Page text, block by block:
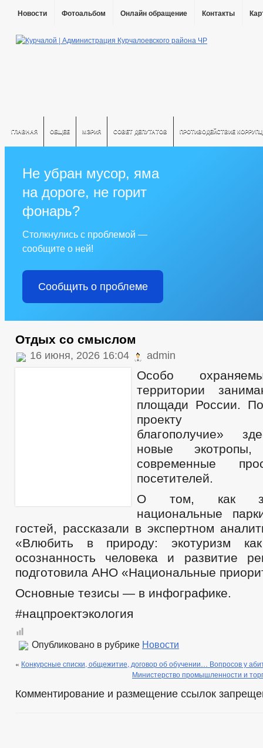
Новости Фотоальбом Онлайн обращение Контакты
ГЛАВНАЯ ОБЩЕЕ МЭРИЯ СОВЕТ ДЕПУТАТОВ ПРОТИВОДЕЙСТВИЕ
Не убран мусор, яма
на дороге, не горит
фонарь?
Столкнулись с проблемой —
сообщите о ней!
Сообщить о проблеме
Отдых со смыслом
16 июня, 2026 16:04 admin
Особо
территории
площади России.
проекту
благополучие»
новые
современные
посетителей.
О том, как
национальные
гостей, рассказали в экспертном
«Влюбить в природу: экотуризм
осознанность человека и развитие
подготовила АНО «Национальные
Основные тезисы — в инфографике.
#нацпроектэкология
Опубликовано в рубрике Новости
« Конкурсные списки, общежитие, договор об обучении… Вопросов у
Министерство промышленности и
Комментирование и размещение ссылок